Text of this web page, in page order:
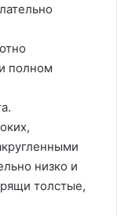
полном
низко и
толстые,